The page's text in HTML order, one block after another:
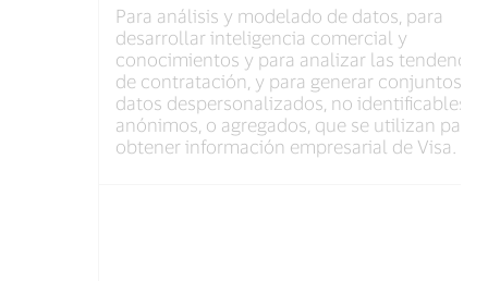
Para análisis y modelado de datos, para
desarrollar inteligencia comercial y
conocimientos y para analizar las
de contratación, y para generar conjuntos de
datos despersonalizados, no identificables,
anónimos, o agregados, que se utilizan para
obtener información empresarial de Visa.